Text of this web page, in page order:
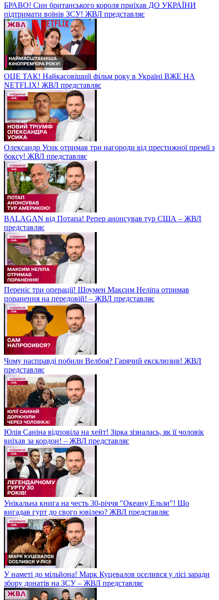
БРАВО! Син британського короля приїхав ДО УКРАЇНИ
підтримати воїнів ЗСУ! ЖВЛ представляє
ОЦЕ ТАК! Найкасовіший фільм року в Україні ВЖЕ НА
NETFLIX! ЖВЛ представляє
Олександр Усик отримав три нагороди від престижної премії з
боксу! ЖВЛ представляє
BALAGAN від Потапа! Репер анонсував тур США – ЖВЛ
представляє
Переніс три операції! Шоумен Максим Неліпа отримав
поранення на передовій! – ЖВЛ представляє
Чому насправді побили Велбоя? Гарячий ексклюзив! ЖВЛ
представляє
Юлія Саніна відповіла на хейт! Зірка зізналась, як її чоловік
виїхав за кордон! – ЖВЛ представляє
Унікальна книга на честь 30-річчя "Океану Ельзи"! Що
вигадав гурт до свого ювілею? ЖВЛ представляє
У наметі до мільйона! Марк Куцевалов оселився у лісі заради
збору донатів на ЗСУ – ЖВЛ представляє